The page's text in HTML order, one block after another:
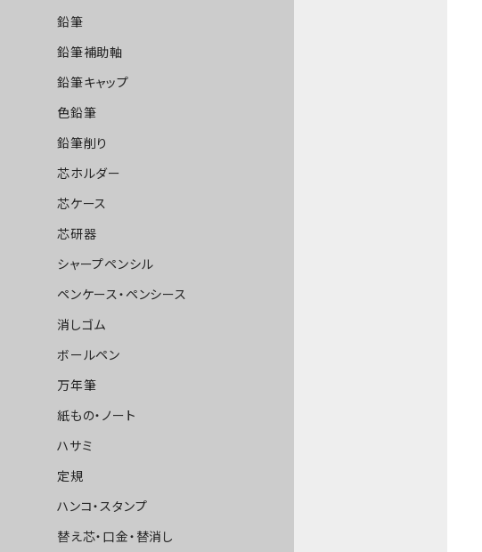
鉛筆
鉛筆補助軸
鉛筆キャップ
色鉛筆
鉛筆削り
芯ホルダー
芯ケース
芯研器
シャープペンシル
ペンケース・ペンシース
消しゴム
ボールペン
万年筆
紙もの・ノート
ハサミ
定規
ハンコ・スタンプ
替え芯・口金・替消し